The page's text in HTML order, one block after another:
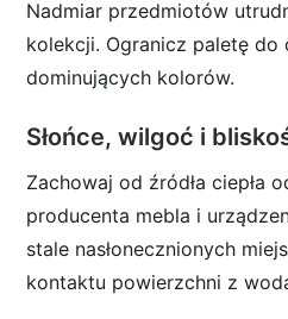
Nadmiar przedmiotów
kolekcji. Ogranicz paletę
dominujących kolorów.
Słońce, wilgoć i
Zachowaj od źródła ciepła
producenta mebla i
stale nasłonecznionych
kontaktu powierzchni z